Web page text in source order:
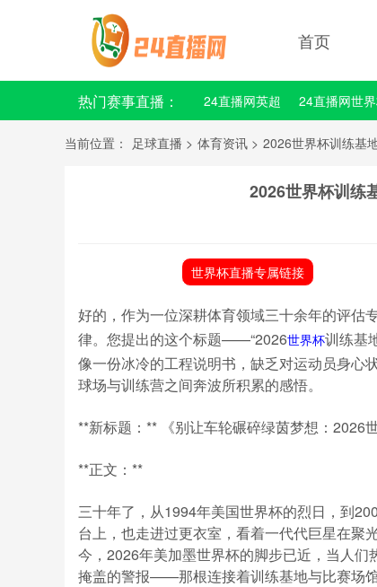
首页
热门赛事直播： 24直播网英超 24直播网世
24直播网意甲 24直播网法甲
当前位置： 足球直播 > 体育资讯 > 2026世界杯训练基
2026世界杯训练
世界杯直播专属链接
好的，作为一位深耕体育领域三十余年的评估
律。您提出的这个标题——“2026世界杯训练基
像一份冰冷的工程说明书，缺乏对运动员身心
球场与训练营之间奔波所积累的感悟。
**新标题：** 《别让车轮碾碎绿茵梦想：2026
**正文：**
三十年了，从1994年美国世界杯的烈日，到
台上，也走进过更衣室，看着一代代巨星在聚
今，2026年美加墨世界杯的脚步已近，当人
掩盖的警报——那根连接着训练基地与比赛场馆